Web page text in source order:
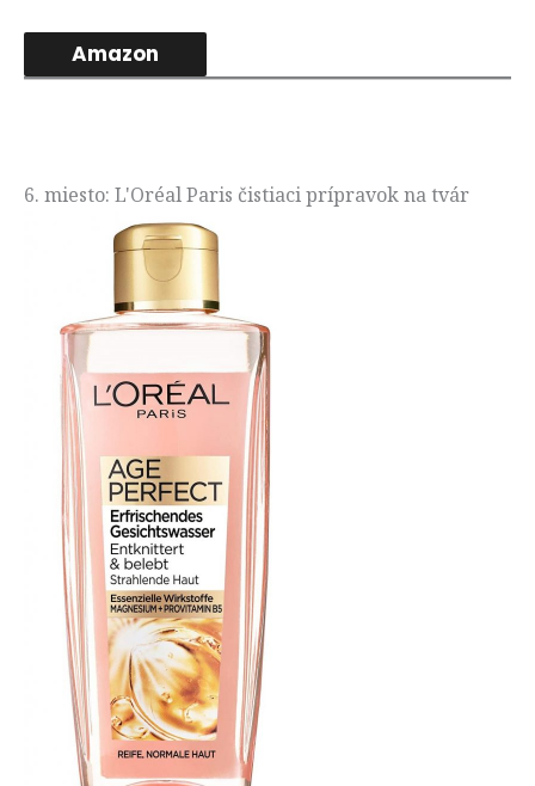
Amazon
6. miesto: L'Oréal Paris čistiaci prípravok na tvár